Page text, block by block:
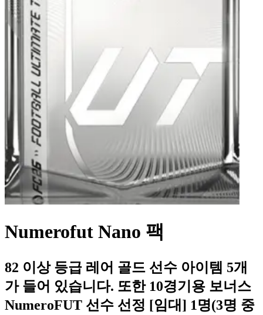
Numerofut Nano 팩
82 이상 등급 레어 골드 선수 아이템 5개
가 들어 있습니다. 또한 10경기용 보너스
NumeroFUT 선수 선정 [임대] 1명(3명 중